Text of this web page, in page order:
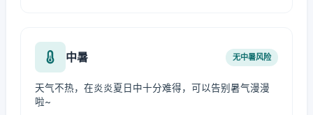
中暑 无中暑风险
天气不热，在炎炎夏日中十分难得，可以告别暑气漫漫
啦~